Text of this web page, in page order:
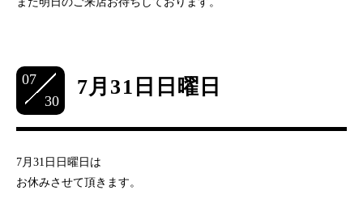
07
30
7月31日日曜日
7月31日日曜日は
お休みさせて頂きます。